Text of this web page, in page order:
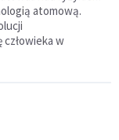
atomową.
w